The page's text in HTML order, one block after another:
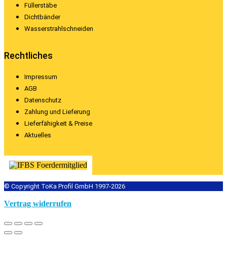
Füllerstäbe
Dichtbänder
Wasserstrahlschneiden
Rechtliches
Impressum
AGB
Datenschutz
Zahlung und Lieferung
Lieferfähigkeit & Preise
Aktuelles
© Copyright ToKa Profil GmbH 1997-2026
Vertrag widerrufen